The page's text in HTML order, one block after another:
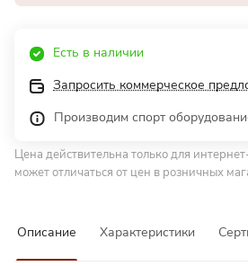
Есть в наличии
Запросить коммерческое
Производим спорт
Цена действительна только для
может отличаться от цен в розничных
Описание Характеристики